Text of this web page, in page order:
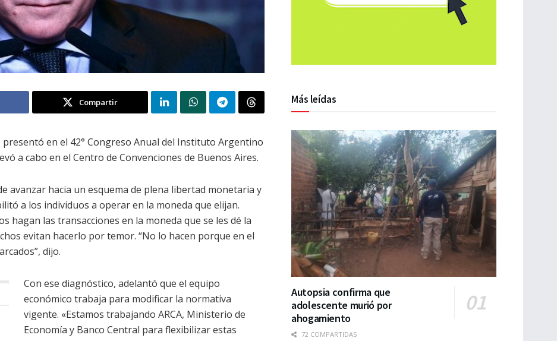
Compartir
en el 42° Congreso Anual del Instituto Argentino
a cabo en el Centro de Convenciones de Buenos Aires.
avanzar hacia un esquema de plena libertad monetaria y
a los individuos a operar en la moneda que elijan.
hagan las transacciones en la moneda que se les dé la
evitan hacerlo por temor. “No lo hacen porque en el
dijo.
Con ese diagnóstico, adelantó que el equipo
económico trabaja para modificar la normativa
vigente. «Estamos trabajando ARCA, Ministerio de
Economía y Banco Central para flexibilizar estas
Más leídas
Autopsia confirma que
adolescente murió por
ahogamiento
72 COMPARTIDAS